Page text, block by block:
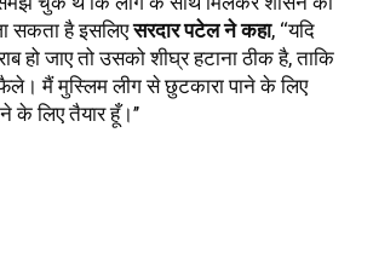
सकता है इसलिए सरदार पटेल ने कहा, ‘‘यदि
हो जाए तो उसको शीघ्र हटाना ठीक है, ताकि
मैं मुस्लिम लीग से छुटकारा पाने के लिए
लिए तैयार हूँ।’’